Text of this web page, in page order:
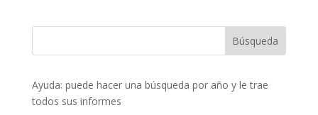
Ayuda: puede hacer una búsqueda por año y le trae
todos sus informes